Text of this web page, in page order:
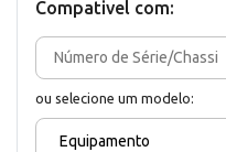
Compativel com:
ou selecione um modelo:
Equipamento